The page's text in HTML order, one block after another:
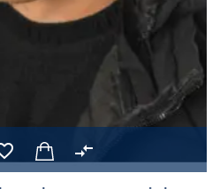
compare_arrows